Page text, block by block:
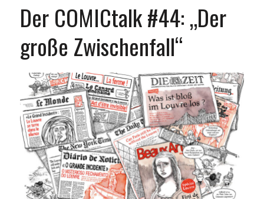
Der COMICtalk #44: „Der
große Zwischenfall“